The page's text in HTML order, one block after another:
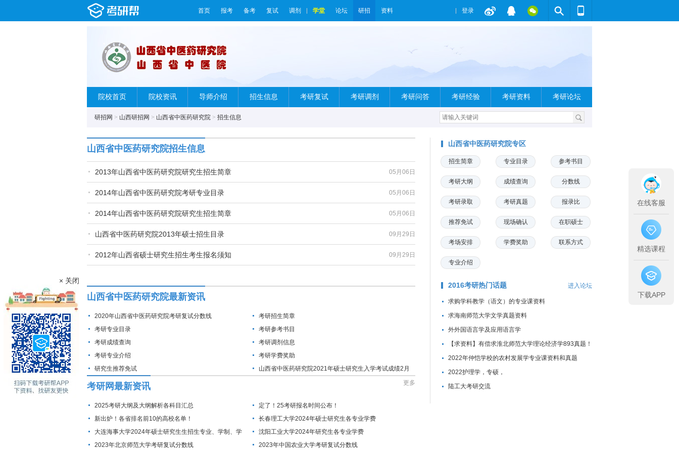
首页 报考 备考 复试 调剂 学堂 论坛 研招 资料 登录
院校首页 院校资讯 导师介绍 招生信息 考研复试 考研调剂 考研问答 考研经验 考研资料 考研论坛
研招网 > 山西研招网 > 山西省中医药研究院 > 招生信息
山西省中医药研究院招生信息
05月06日
2013年山西省中医药研究院研究生招生简章
05月06日
2014年山西省中医药研究院考研专业目录
05月06日
2014年山西省中医药研究院研究生招生简章
09月29日
山西省中医药研究院2013年硕士招生目录
09月29日
2012年山西省硕士研究生招生考生报名须知
山西省中医药研究院最新资讯
2020年山西省中医药研究院考研复试分数线
考研招生简章
考研专业目录
考研参考书目
考研成绩查询
考研调剂信息
考研专业介绍
考研学费奖助
研究生推荐免试
山西省中医药研究院2021年硕士研究生入学考试成绩2月
考研网最新资讯 更多
2025考研大纲及大纲解析各科目汇总
定了！25考研报名时间公布！
新出炉！各省排名前10的高校名单！
长春理工大学2024年硕士研究生各专业学费
大连海事大学2024年硕士研究生生招生专业、学制、学
费标准及拟招生人数
沈阳工业大学2024年研究生各专业学费
2023年北京师范大学考研复试分数线
2023年中国农业大学考研复试分数线
山西省中医药研究院专区
招生简章 专业目录 参考书目
考研大纲 成绩查询 分数线
考研录取 考研真题 报录比
推荐免试 现场确认 在职硕士
考场安排 学费奖助 联系方式
专业介绍
2016考研热门话题 进入论坛
求购学科教学（语文）的专业课资料
求海南师范大学文学真题资料
外外国语言学及应用语言学
【求资料】有偿求淮北师范大学理论经济学893真题！
2022年仲恺学校的农村发展学专业课资料和真题
2022护理学，专硕，
陆工大考研交流
× 关闭
在线客服
精选课程
下载APP